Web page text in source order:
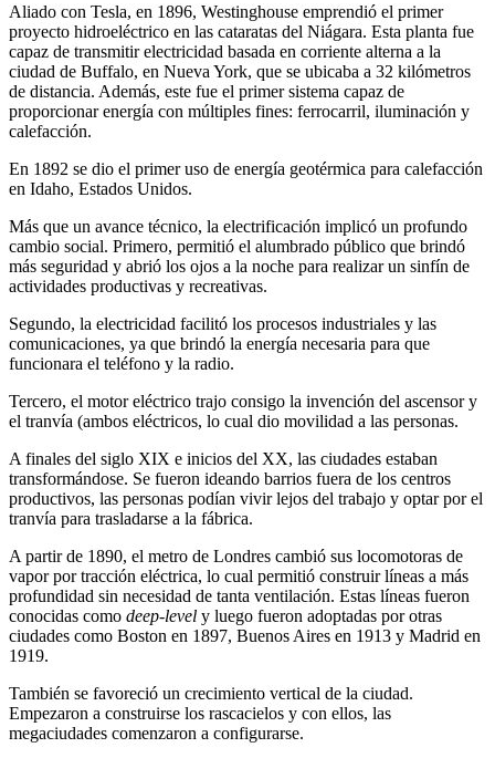
Aliado con Tesla, en 1896, Westinghouse emprendió el primer
proyecto hidroeléctrico en las cataratas del Niágara. Esta planta fue
capaz de transmitir electricidad basada en corriente alterna a la
ciudad de Buffalo, en Nueva York, que se ubicaba a 32 kilómetros
de distancia. Además, este fue el primer sistema capaz de
proporcionar energía con múltiples fines: ferrocarril, iluminación y
calefacción.
En 1892 se dio el primer uso de energía geotérmica para calefacción
en Idaho, Estados Unidos.
Más que un avance técnico, la electrificación implicó un profundo
cambio social. Primero, permitió el alumbrado público que brindó
más seguridad y abrió los ojos a la noche para realizar un sinfín de
actividades productivas y recreativas.
Segundo, la electricidad facilitó los procesos industriales y las
comunicaciones, ya que brindó la energía necesaria para que
funcionara el teléfono y la radio.
Tercero, el motor eléctrico trajo consigo la invención del ascensor y
el tranvía (ambos eléctricos, lo cual dio movilidad a las personas.
A finales del siglo XIX e inicios del XX, las ciudades estaban
transformándose. Se fueron ideando barrios fuera de los centros
productivos, las personas podían vivir lejos del trabajo y optar por el
tranvía para trasladarse a la fábrica.
A partir de 1890, el metro de Londres cambió sus locomotoras de
vapor por tracción eléctrica, lo cual permitió construir líneas a más
profundidad sin necesidad de tanta ventilación. Estas líneas fueron
conocidas como deep-level y luego fueron adoptadas por otras
ciudades como Boston en 1897, Buenos Aires en 1913 y Madrid en
1919.
También se favoreció un crecimiento vertical de la ciudad.
Empezaron a construirse los rascacielos y con ellos, las
megaciudades comenzaron a configurarse.